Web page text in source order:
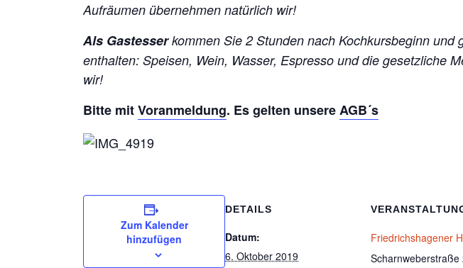
Aufräumen übernehmen natürlich wir!
Als Gastesserkommen Sie 2 Stunden nach Kochkursbeginn und
enthalten: Speisen, Wein, Wasser, Espresso und die gesetzliche
wir!
Bitte mitVoranmeldung. Es gelten unsereAGB´s
Zum Kalender
hinzufügen
DETAILS
Datum:
6. Oktober 2019
Friedrichshagener
Scharnweberstraße